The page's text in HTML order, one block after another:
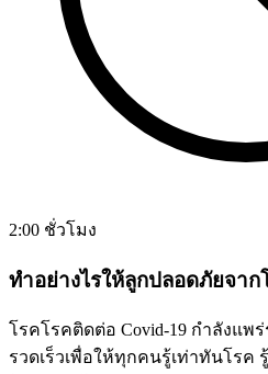
2:00 ชั่วโมง
ทำอย่างไรให้ลูกปลอดภัยจา
โรคโรคติดต่อ Covid-19 กำลังแพ
รวดเร็วเพื่อให้ทุกคนรู้เท่าทันโรค